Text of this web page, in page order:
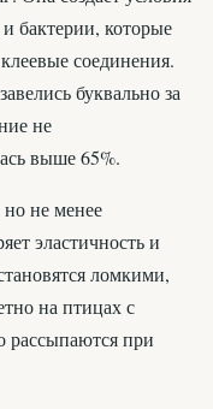
бактерии, которые
соединения.
буквально за
не
выше 65%.
но не менее
эластичность и
ломкими,
на птицах с
при